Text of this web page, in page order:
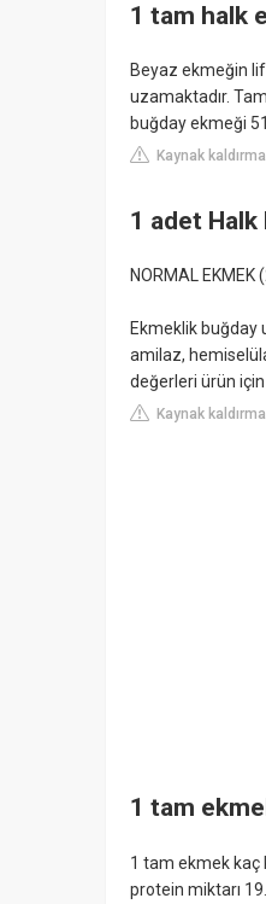
1 tam halk
Beyaz ekmeğin
uzamaktadır.
buğday ekmeği
Kaynak
1 adet Halk
NORMAL EKMEK
Ekmeklik buğday
amilaz,
değerleri ürün
Kaynak
1 tam
1 tam ekmek kaç
protein miktarı